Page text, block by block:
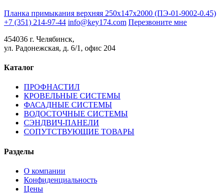
Планка примыкания верхняя 250х147х2000 (ПЭ-01-9002-0.45)
+7 (351) 214-97-44 info@key174.com Перезвоните мне
454036 г. Челябинск,
ул. Радонежская, д. 6/1, офис 204
Каталог
ПРОФНАСТИЛ
КРОВЕЛЬНЫЕ СИСТЕМЫ
ФАСАДНЫЕ СИСТЕМЫ
ВОДОСТОЧНЫЕ СИСТЕМЫ
СЭНДВИЧ-ПАНЕЛИ
СОПУТСТВУЮЩИЕ ТОВАРЫ
Разделы
О компании
Конфиденциальность
Цены